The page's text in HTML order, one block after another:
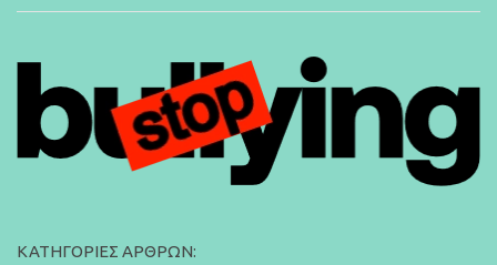
ΚΑΤΗΓΟΡΊΕΣ ΆΡΘΡΩΝ: